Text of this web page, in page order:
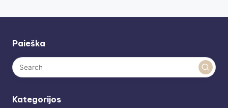
Paieška
Kategorijos